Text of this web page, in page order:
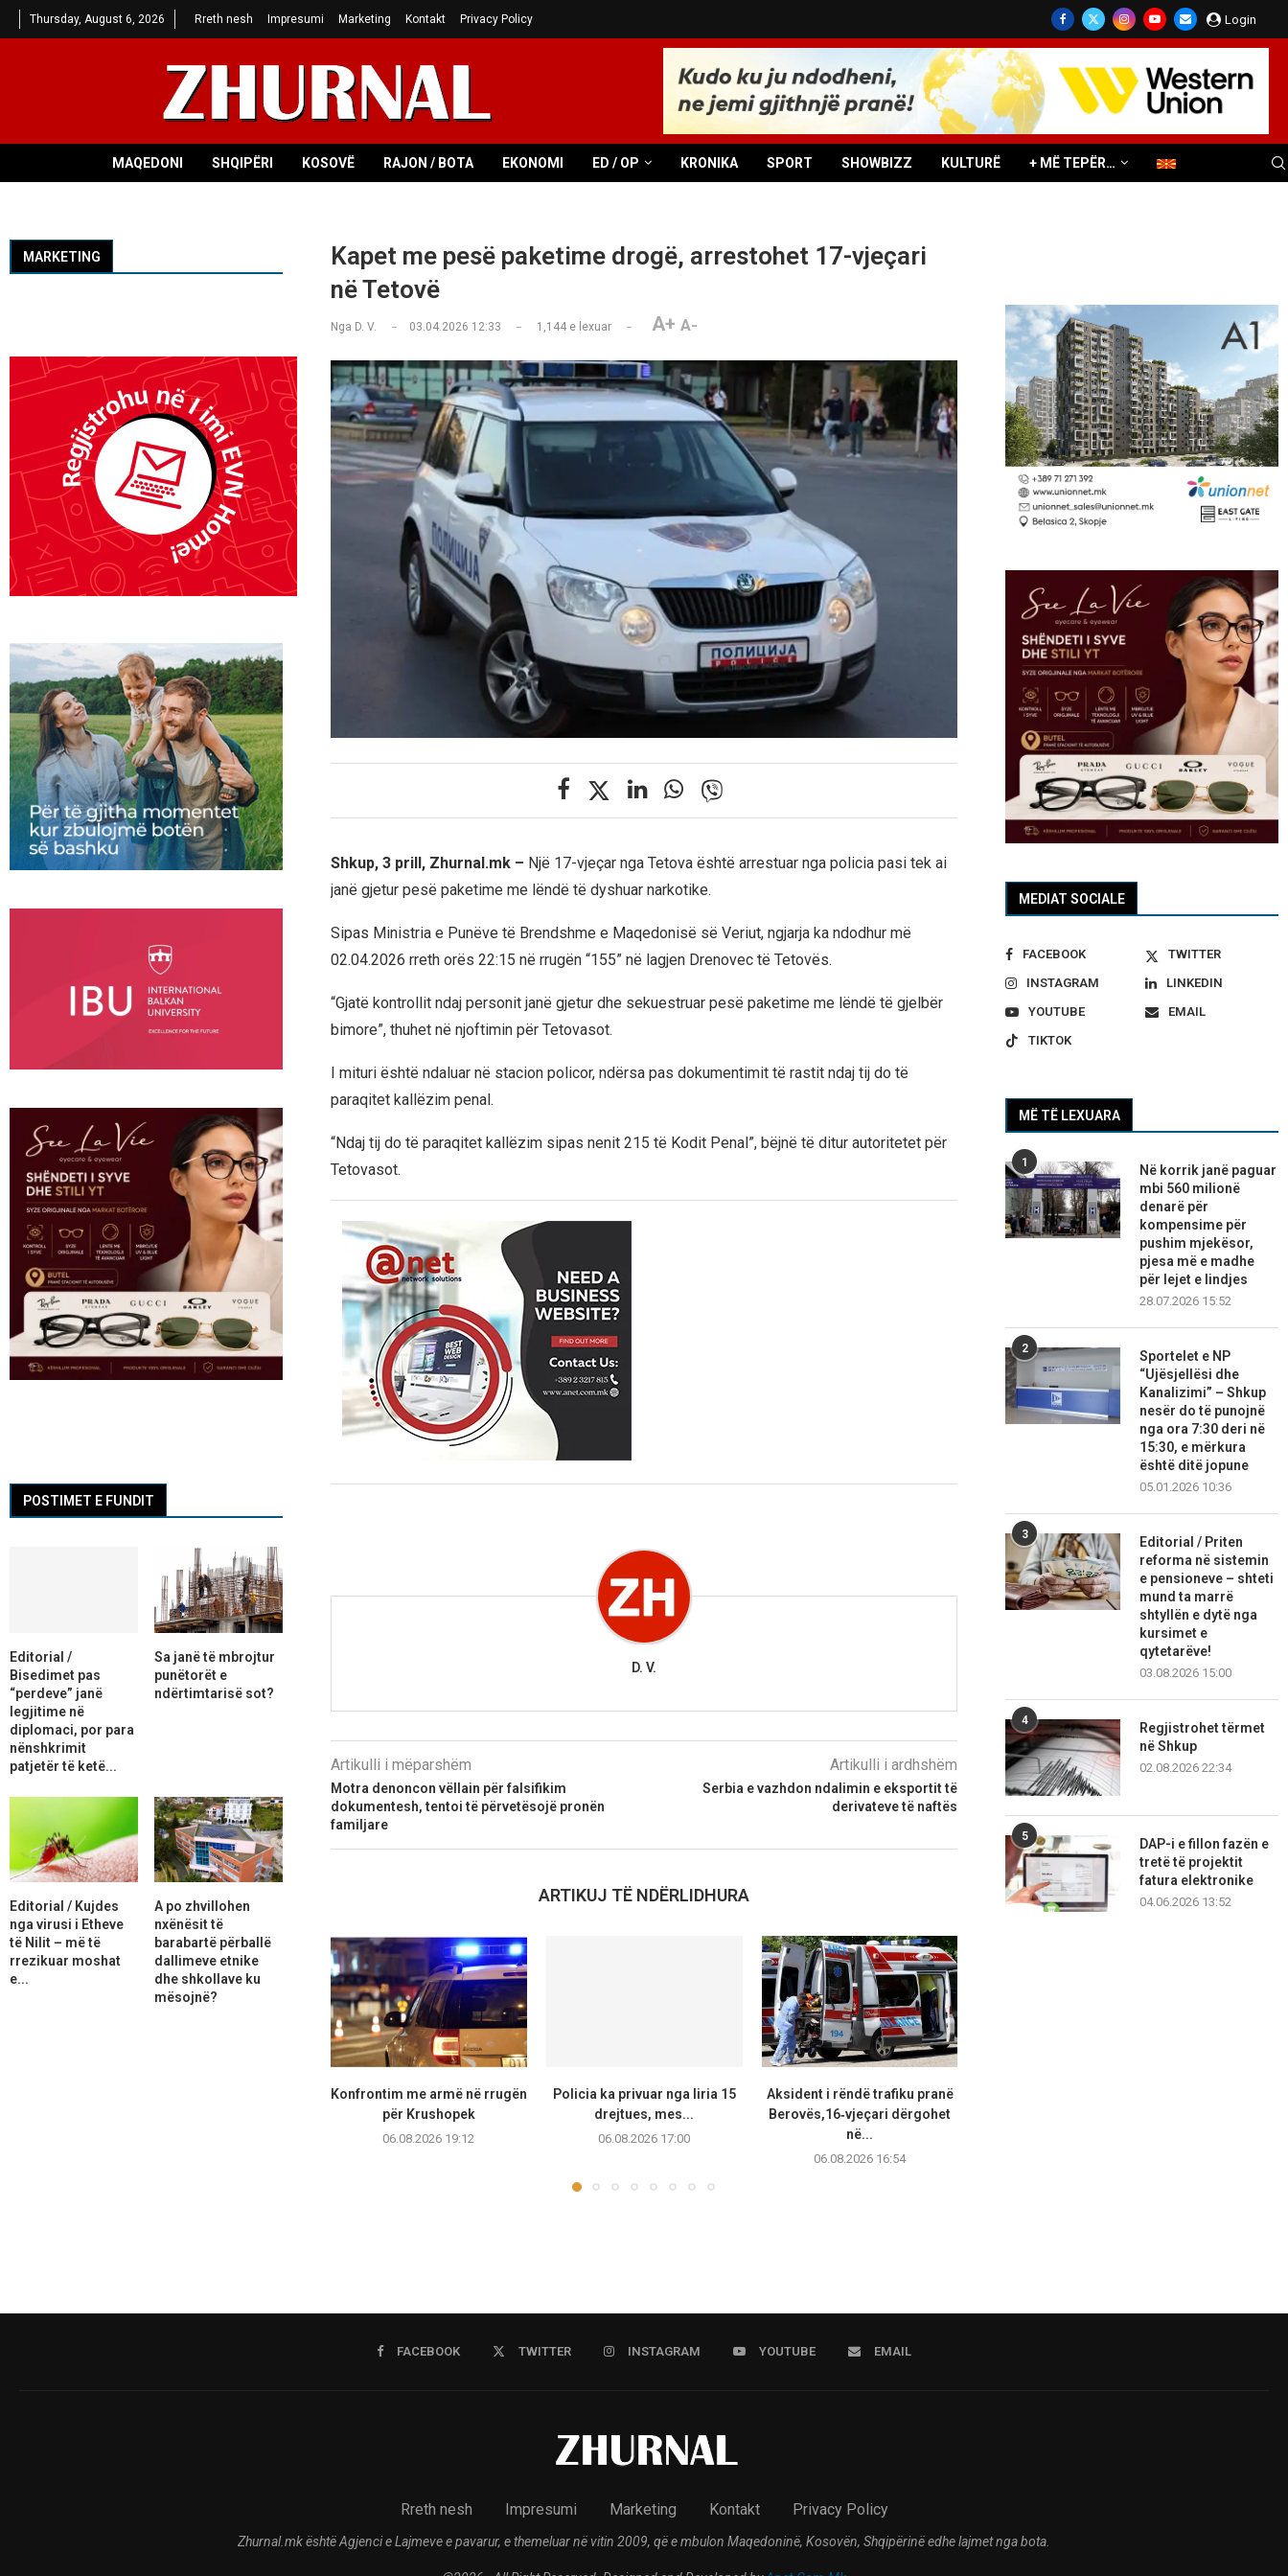
Thursday, August 6, 2026 Rreth nesh Impresumi Marketing Kontakt Privacy Policy Login
MAQEDONI SHQIPËRI KOSOVË RAJON / BOTA EKONOMI ED / OP KRONIKA SPORT SHOWBIZZ KULTURË + MË TEPËR…
Kapet me pesë paketime drogë, arrestohet 17-vjeçari
në Tetovë
Nga D. V. 03.04.2026 12:33 1,144e lexuar A+ A-
Shkup, 3 prill, Zhurnal.mk – Një 17-vjeçar nga Tetova është arrestuar nga policia pasi tek ai
janë gjetur pesë paketime me lëndë të dyshuar narkotike.
Sipas Ministria e Punëve të Brendshme e Maqedonisë së Veriut, ngjarja ka ndodhur më
02.04.2026 rreth orës 22:15 në rrugën “155” në lagjen Drenovec të Tetovës.
“Gjatë kontrollit ndaj personit janë gjetur dhe sekuestruar pesë paketime me lëndë të gjelbër
bimore”, thuhet në njoftimin për Tetovasot.
I mituri është ndaluar në stacion policor, ndërsa pas dokumentimit të rastit ndaj tij do të
paraqitet kallëzim penal.
“Ndaj tij do të paraqitet kallëzim sipas nenit 215 të Kodit Penal”, bëjnë të ditur autoritetet për
Tetovasot.
D. V.
Artikulli i mëparshëm
Motra denoncon vëllain për falsifikim
dokumentesh, tentoi të përvetësojë pronën
familjare
Artikulli i ardhshëm
Serbia e vazhdon ndalimin e eksportit të
derivateve të naftës
ARTIKUJ TË NDËRLIDHURA
Konfrontim me armë në rrugën
për Krushopek
06.08.2026 19:12
Policia ka privuar nga liria 15
drejtues, mes...
06.08.2026 17:00
Aksident i rëndë trafiku pranë
Berovës,16‑vjeçari dërgohet
në...
06.08.2026 16:54
MEDIAT SOCIALE
FACEBOOK
TWITTER
INSTAGRAM
LINKEDIN
YOUTUBE
EMAIL
TIKTOK
MË TË LEXUARA
1
Në korrik janë paguar
mbi 560 milionë
denarë për
kompensime për
pushim mjekësor,
pjesa më e madhe
për lejet e lindjes
28.07.2026 15:52
2
Sportelet e NP
“Ujësjellësi dhe
Kanalizimi” – Shkup
nesër do të punojnë
nga ora 7:30 deri në
15:30, e mërkura
është ditë jopune
05.01.2026 10:36
3
Editorial / Priten
reforma në sistemin
e pensioneve – shteti
mund ta marrë
shtyllën e dytë nga
kursimet e
qytetarëve!
03.08.2026 15:00
4
Regjistrohet tërmet
në Shkup
02.08.2026 22:34
5
DAP-i e fillon fazën e
tretë të projektit
fatura elektronike
04.06.2026 13:52
MARKETING
POSTIMET E FUNDIT
Editorial /
Bisedimet pas
“perdeve” janë
legjitime në
diplomaci, por para
nënshkrimit
patjetër të ketë...
Sa janë të mbrojtur
punëtorët e
ndërtimtarisë sot?
Editorial / Kujdes
nga virusi i Etheve
të Nilit – më të
rrezikuar moshat
e...
A po zhvillohen
nxënësit të
barabartë përballë
dallimeve etnike
dhe shkollave ku
mësojnë?
FACEBOOK TWITTER INSTAGRAM YOUTUBE EMAIL
Rreth nesh Impresumi Marketing Kontakt Privacy Policy
Zhurnal.mk është Agjenci e Lajmeve e pavarur, e themeluar në vitin 2009, që e mbulon Maqedoninë, Kosovën, Shqipërinë edhe lajmet nga bota.